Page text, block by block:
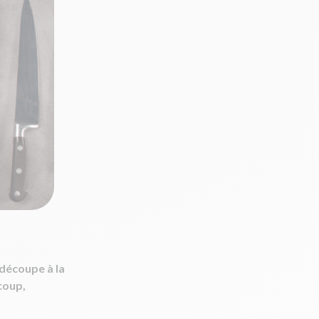
à la